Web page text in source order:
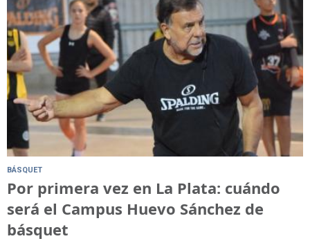
BÁSQUET
Por primera vez en La Plata: cuándo
será el Campus Huevo Sánchez de
básquet